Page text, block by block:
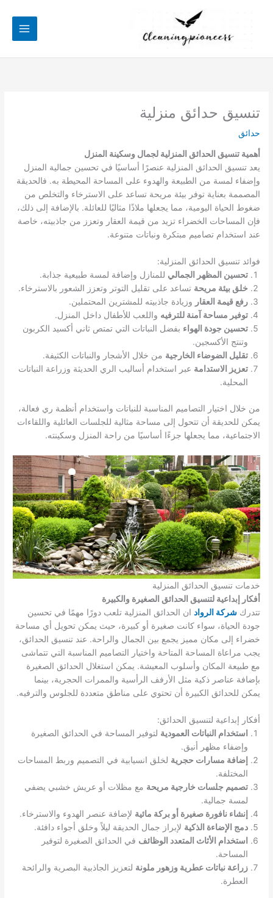
تنسيق حدائق منزلية
حدائق
أهمية تنسيق الحدائق المنزلية لجمال وسكينة المنزل
يعد تنسيق الحدائق المنزلية عنصرًا أساسيًا في تحسين جمالية المنزل
وإضفاء لمسة من الطبيعة والهدوء على المساحة المحيطة به. فالحديقة
المصممة بعناية توفر بيئة مريحة تساعد على الاسترخاء والتخلص من
ضغوط الحياة اليومية، مما يجعلها ملاذًا مثاليًا للعائلة. بالإضافة إلى ذلك،
فإن المساحات الخضراء تزيد من قيمة العقار وتعزز من جاذبيته، خاصة
عند استخدام تصاميم مبتكرة ونباتات متنوعة.
فوائد تنسيق الحدائق المنزلية:
تحسين المظهر الجمالي للمنازل وإضافة لمسة طبيعية جذابة.
خلق بيئة مريحة تساعد على تقليل التوتر وتعزز الشعور بالاسترخاء.
رفع قيمة العقار وزيادة جاذبيته للمشترين المحتملين.
توفير مساحة آمنة للترفيه واللعب للأطفال داخل المنزل.
تحسين جودة الهواء بفضل النباتات التي تمتص ثاني أكسيد الكربون
وتنتج الأكسجين.
تقليل الضوضاء الخارجية من خلال الأشجار والنباتات الكثيفة.
تعزيز الاستدامة عبر استخدام أساليب الري الحديثة وزراعة النباتات
المحلية.
من خلال اختيار التصاميم المناسبة للنباتات واستخدام أنظمة ري فعالة،
يمكن للحديقة أن تتحول إلى مساحة مثالية للجلسات العائلية واللقاءات
الاجتماعية، مما يجعلها جزءًا أساسيًا من راحة المنزل وسكينته.
خدمات تنسيق الحدائق المنزلية
أفكار إبداعية لتنسيق الحدائق الصغيرة والكبيرة
تتدركشركة الرواد ان الحدائق المنزلية تلعب دورًا مهمًا في تحسين
جودة الحياة، سواء كانت صغيرة أو كبيرة، حيث يمكن تحويل أي مساحة
خضراء إلى مكان مميز يجمع بين الجمال والراحة. عند تنسيق الحدائق،
يجب مراعاة المساحة المتاحة واختيار التصاميم المناسبة التي تتماشى
مع طبيعة المكان وأسلوب المعيشة. يمكن استغلال الحدائق الصغيرة
بإضافة عناصر ذكية مثل الأرفف الرأسية والممرات الحجرية، بينما
يمكن للحدائق الكبيرة أن تحتوي على مناطق متعددة للجلوس والترفيه.
أفكار إبداعية لتنسيق الحدائق:
استخدام النباتات العمودية لتوفير المساحة في الحدائق الصغيرة
وإضفاء مظهر أنيق.
إضافة مسارات حجرية لخلق انسيابية في التصميم وربط المساحات
المختلفة.
تصميم جلسات خارجية مريحة مع مظلات أو عريش خشبي يضفي
لمسة جمالية.
إنشاء نافورة صغيرة أو بركة مائية لإضافة عنصر الهدوء والاسترخاء.
دمج الإضاءة الذكية لإبراز جمال الحديقة ليلاً وخلق أجواء دافئة.
استخدام الأثاث المتعدد الوظائف في الحدائق الصغيرة لتوفير
المساحة.
زراعة نباتات عطرية وزهور ملونة لتعزيز الجاذبية البصرية والرائحة
العطرة.